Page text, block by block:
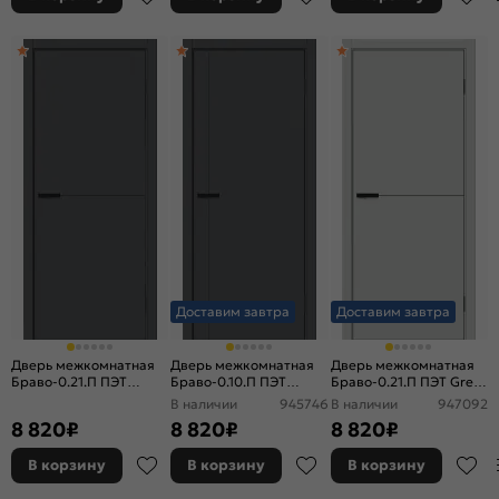
Дверь межкомнатная
Браво-0.21.П ПЭТ
щитовая
8 820₽
В корзину
Доставим завтра
Дверь межкомнатная
Браво-0.10.П ПЭТ
Stormy Silk, глухая, без
щитовая
В наличии 945746
8 820₽
В корзину
Доставим завтра
Дверь межкомнатная
Браво-0.21.П ПЭТ Grey
Silk, глухая, без стекла,
В наличии 947092
8 820₽
В корзину